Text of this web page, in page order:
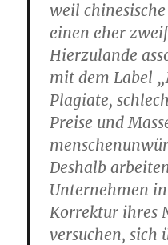
weil
einen eher
Hierzulande
mit dem Label
Plagiate,
Preise und
Deshalb
Unternehmen
Korrektur ihres
versuchen, sich